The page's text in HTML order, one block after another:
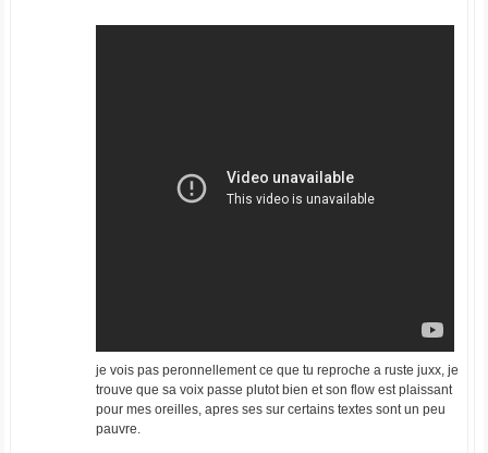
je vois pas peronnellement ce que tu reproche a ruste juxx, je
trouve que sa voix passe plutot bien et son flow est plaissant
pour mes oreilles, apres ses sur certains textes sont un peu
pauvre.